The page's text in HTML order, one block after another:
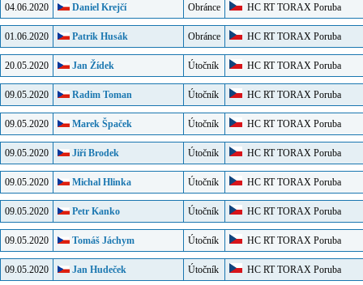
04.06.2020 Daniel Krejčí Obránce HC RT TORAX Poruba
01.06.2020 Patrik Husák Obránce HC RT TORAX Poruba
20.05.2020 Jan Žídek Útočník HC RT TORAX Poruba
09.05.2020 Radim Toman Útočník HC RT TORAX Poruba
09.05.2020 Marek Špaček Útočník HC RT TORAX Poruba
09.05.2020 Jiří Brodek Útočník HC RT TORAX Poruba
09.05.2020 Michal Hlinka Útočník HC RT TORAX Poruba
09.05.2020 Petr Kanko Útočník HC RT TORAX Poruba
09.05.2020 Tomáš Jáchym Útočník HC RT TORAX Poruba
09.05.2020 Jan Hudeček Útočník HC RT TORAX Poruba